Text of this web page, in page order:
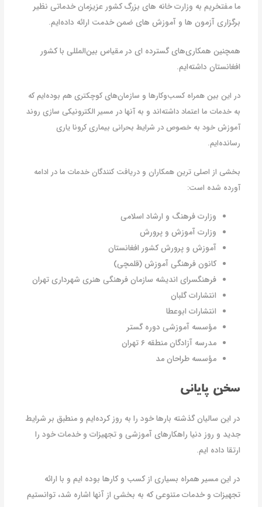
ما مفتخریم به وزارت خانه های بزرگ کشور عزیزمان خدماتی نظیر
برگزاری آزمون ها و آموزش های ضمن خدمت ارائه داده‌ایم.
همچنین همکاری‌های گسترده ای در مقیاس بین‌المللی با کشور
افغانستان داشته‌ایم.
در این بین همراه کسب‌وکارها و سازمان‌های کوچکتری هم بوده‌ایم که
به خدمات ما اعتماد داشته‌اند و به آنها در مسیر الکترونیکی سازی روند
آموزش خود به خصوص در شرایط بحرانی بیماری کرونا یاری
رسانده‌ایم.
بخشی از اصلی ترین همکاران و دریافت کنندگان خدمات ما در ادامه
آورده شده است:
وزارت فرهنگ و ارشاد اسلامی
وزارت آموزش و پرورش
آموزش و پرورش کشور افغانستان
کانون فرهنگی آموزش (قلمچی)
فرهنگسرای اندیشه سازمان فرهنگی هنری شهرداری تهران
انتشارات گلبان
انتشارات ابوعطا
مؤسسه آموزشی دوره گستر
مدرسه آزادگان منطقه ۶ تهران
مؤسسه طراحان مد
سخن پایانی
در این سالیان گذشته بارها خود را به روز کرده‌ایم و منطبق بر شرایط
جدید و روز دنیا راهکارهای آموزشی و تجهیزات و خدمات خود را
ارتقا داده ایم.
در این مسیر همراه بسیاری از کسب و کارها بوده ایم و با ارائه
تجهیزات و خدمات متنوعی که به بخشی از آنها اشاره شد، توانستیم